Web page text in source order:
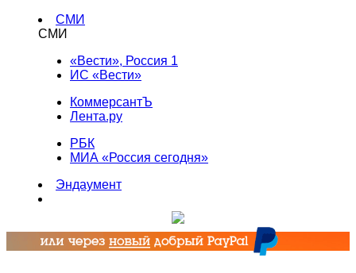
СМИ
СМИ
«Вести», Россия 1
ИС «Вести»
КоммерсантЪ
Лента.ру
РБК
МИА «Россия сегодня»
Эндаумент